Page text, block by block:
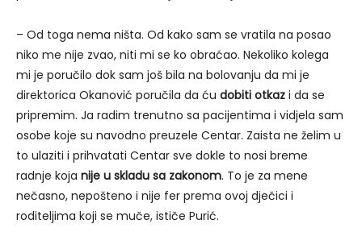
– Od toga nema ništa. Od kako sam se vratila na posao
niko me nije zvao, niti mi se ko obraćao. Nekoliko kolega
mi je poručilo dok sam još bila na bolovanju da mi je
direktorica Okanović poručila da ću dobiti otkaz i da se
pripremim. Ja radim trenutno sa pacijentima i vidjela sam
osobe koje su navodno preuzele Centar. Zaista ne želim u
to ulaziti i prihvatati Centar sve dokle to nosi breme
radnje koja nije u skladu sa zakonom. To je za mene
nečasno, nepošteno i nije fer prema ovoj dječici i
roditeljima koji se muče, ističe Purić.